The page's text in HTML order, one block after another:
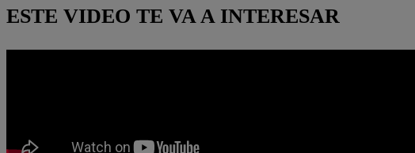
ESTE VIDEO TE VA A INTERESAR